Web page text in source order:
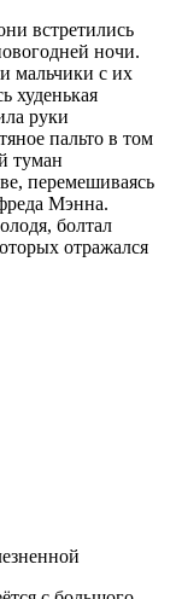
встретились
ночи.
мальчики с их
худенькая
руки
пальто в том
туман
перемешиваясь
Мэнна.
болтал
отражался